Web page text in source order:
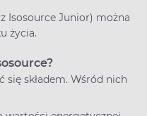
Isosource Junior) można
życia.
składem. Wśród nich